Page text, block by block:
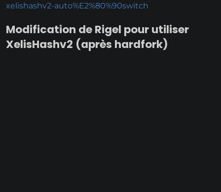
xelishashv2-auto%E2%80%90switch
Modification de Rigel pour utiliser
XelisHashv2 (après hardfork)